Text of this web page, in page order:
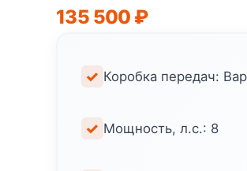
135 500 ₽
Коробка передач:
Мощность, л.с.: 8